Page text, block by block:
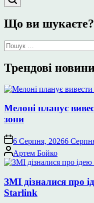
Що ви шукаєте?
Пошук:
Трендові
Мелоні планує
зони
6 Серпня, 20266
Опубліковано
Артем Бойко
ЗМІ дізналися про
Starlink